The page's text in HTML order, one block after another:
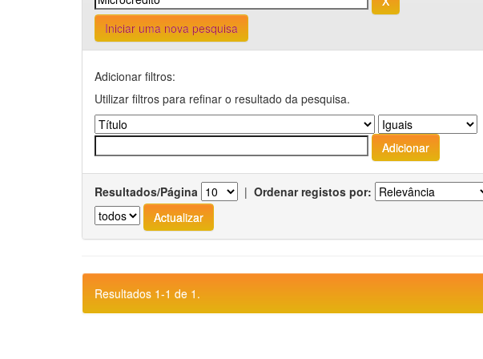
Iniciar uma nova pesquisa
Adicionar filtros:
Utilizar filtros para refinar o resultado da pesquisa.
Resultados/Página | Ordenar registos por:
Resultados 1-1 de 1.